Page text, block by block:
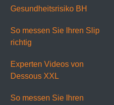
Gesundheitsrisiko BH
So messen Sie Ihren Slip
richtig
Experten Videos von
Dessous XXL
So messen Sie Ihren